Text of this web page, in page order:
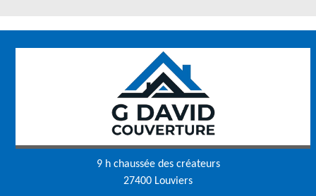
9 h chaussée des créateurs
27400 Louviers